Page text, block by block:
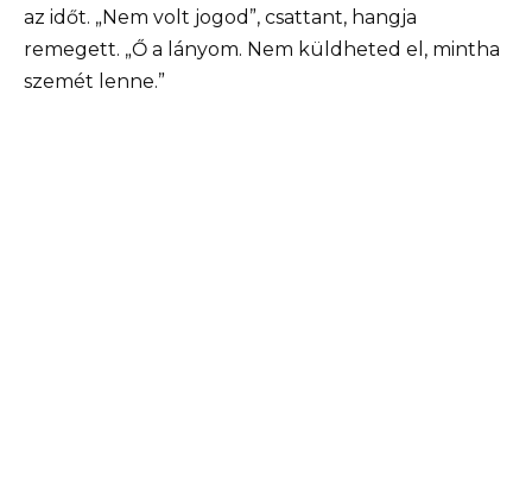
az időt. „Nem volt jogod”, csattant, hangja
remegett. „Ő a lányom. Nem küldheted el, mintha
szemét lenne.”